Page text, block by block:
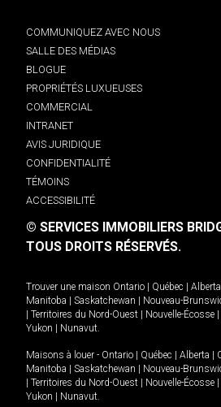
COMMUNIQUEZ AVEC NOUS
SALLE DES MÉDIAS
BLOGUE
PROPRIÉTÉS LUXUEUSES
COMMERCIAL
INTRANET
AVIS JURIDIQUE
CONFIDENTIALITÉ
TÉMOINS
ACCESSIBILITÉ
© SERVICES IMMOBILIERS
TOUS DROITS RÉSERVÉS.
Trouver une maison Ontario Québec Alberta
Manitoba
Saskatchewan Nouveau-
Territoires du Nord-Ouest Nouvelle-Écosse
Yukon
Nunavut.
Maisons à louer - Ontario Québec Alberta
Manitoba
Saskatchewan Nouveau-
Territoires du Nord-Ouest Nouvelle-Écosse
Yukon
Nunavut.